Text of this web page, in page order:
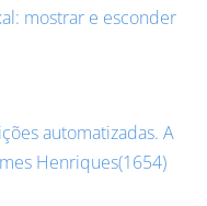
mostrar e esconder
automatizadas. A
Henriques(1654)